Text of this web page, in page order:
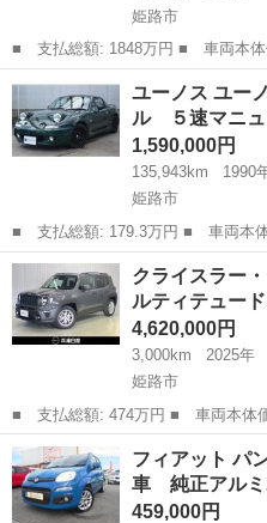
姫路市
■ 支払総額: 1848万円 ■ 車両本体価格： 18,300,000 円 ■ メーカ
ー名： ポルシェ ■ 車種名： ９
レラ４ ＰＣＣＢスポーツクロノ
マトリッ...
兵庫 姫路市
ユーノス ユー
ル ５速マニ
1,590,000円
135,943km
1990
姫路市
■ 支払総額: 179.3万円 ■ 車両本体価格： 1,590,000 円 ■ メーカ
ー名： ユーノス ■ 車種名： ユ
名： Ｖスペシャル ５速マニュ
ピードバ...
兵庫 姫路市 その他
クライスラー
ルティテュー
4,620,000円
3,000km
2025年
姫路市
■ 支払総額: 474万円 ■ 車両本体価格： 4,620,000 円 ■ メーカー
名： クライスラー・ジープ ■
グレード名： アルティテュード
ックカメラ...
兵庫
フィアット パ
車 純正アル
459,000円